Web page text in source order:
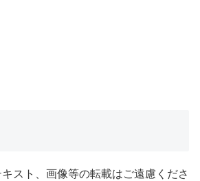
スト、画像等の転載はご遠慮くださ